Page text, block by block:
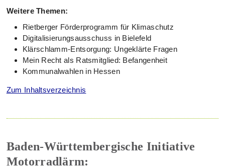
Weitere Themen:
Rietberger Förderprogramm für Klimaschutz
Digitalisierungsausschuss in Bielefeld
Klärschlamm-Entsorgung: Ungeklärte Fragen
Mein Recht als Ratsmitglied: Befangenheit
Kommunalwahlen in Hessen
Zum Inhaltsverzeichnis
Baden-Württembergische Initiative
Motorradlärm: